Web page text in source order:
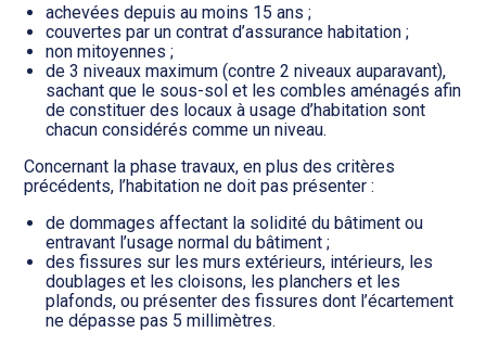
achevées depuis au moins 15 ans ;
couvertes par un contrat d’assurance habitation ;
non mitoyennes ;
de 3 niveaux maximum (contre 2 niveaux auparavant),
sachant que le sous-sol et les combles aménagés afin
de constituer des locaux à usage d’habitation sont
chacun considérés comme un niveau.
Concernant la phase travaux, en plus des critères
précédents, l’habitation ne doit pas présenter :
de dommages affectant la solidité du bâtiment ou
entravant l’usage normal du bâtiment ;
des fissures sur les murs extérieurs, intérieurs, les
doublages et les cloisons, les planchers et les
plafonds, ou présenter des fissures dont l’écartement
ne dépasse pas 5 millimètres.